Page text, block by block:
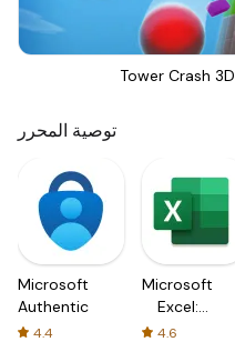
Tower Crash 3D
توصية المحرر
Microsoft
Authenticator
4.4
Microsoft
Excel:
Spreadsheets
4.6